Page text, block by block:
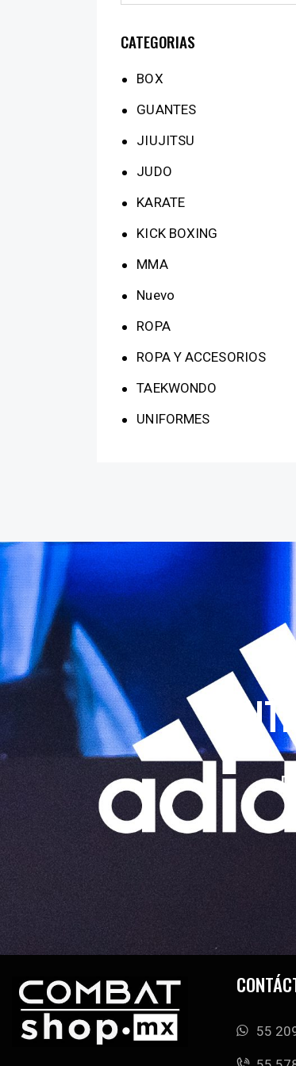
CATEGORIAS
BOX
GUANTES
JIUJITSU
JUDO
KARATE
KICK BOXING
MMA
Nuevo
ROPA
ROPA Y ACCESORIOS
TAEKWONDO
UNIFORMES
55